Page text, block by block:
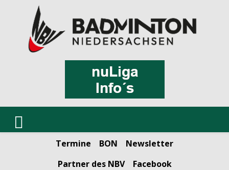
Termine BON
Newsletter
Partner des NBV
Facebook